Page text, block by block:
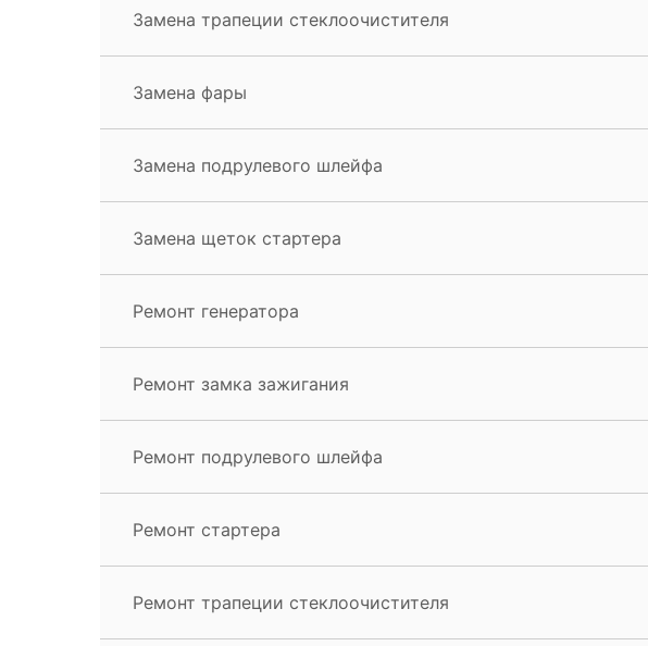
Замена трапеции стеклоочистителя
Замена фары
Замена подрулевого шлейфа
Замена щеток стартера
Ремонт генератора
Ремонт замка зажигания
Ремонт подрулевого шлейфа
Ремонт стартера
Ремонт трапеции стеклоочистителя